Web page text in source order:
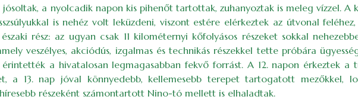
a nyolcadik napon kis pihenőt tartottak, zuhanyoztak is meleg vízzel.
is nehéz volt leküzdeni, viszont estére elérkeztek az útvonal
rész: az ugyan csak 11 kilométernyi kőfolyásos részeket sokkal
veszélyes, akciódús, izgalmas és technikás részekkel tette próbára
a hivatalosan legmagasabban fekvő forrást. A 12. napon érkeztek a
a 13. nap jóval könnyedebb, kellemesebb terepet tartogatott mezőkkel,
részeként számontartott Nino-tó mellett is elhaladtak.